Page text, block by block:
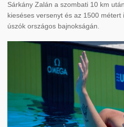
Sárkány Zalán a szombati 10 km
kieséses versenyt és az 1500
úszók országos bajnokságán.